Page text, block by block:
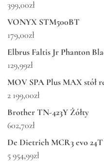
399,00zł
VONYX STM500BT
179,00zł
Elbrus Faltis Jr Phanton
129,99zł
MOV SPA Plus MAX stół
2 199,00zł
Brother TN-423Y Żółty
602,70zł
De Dietrich MCR3 evo 24T
5 954,99zł